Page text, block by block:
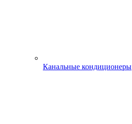
Канальные кондиционеры